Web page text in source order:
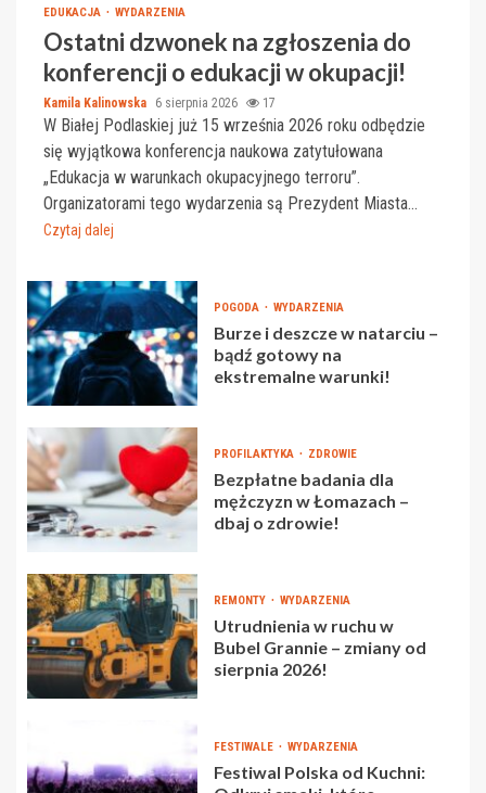
EDUKACJA WYDARZENIA
Ostatni dzwonek na zgłoszenia do
konferencji o edukacji w okupacji!
Kamila Kalinowska 6 sierpnia 2026 17
W Białej Podlaskiej już 15 września 2026 roku odbędzie
się wyjątkowa konferencja naukowa zatytułowana
„Edukacja w warunkach okupacyjnego terroru”.
Organizatorami tego wydarzenia są Prezydent Miasta...
Czytaj dalej
POGODA WYDARZENIA
Burze i deszcze w natarciu –
bądź gotowy na
ekstremalne warunki!
PROFILAKTYKA ZDROWIE
Bezpłatne badania dla
mężczyzn w Łomazach –
dbaj o zdrowie!
REMONTY WYDARZENIA
Utrudnienia w ruchu w
Bubel Grannie – zmiany od
sierpnia 2026!
FESTIWALE WYDARZENIA
Festiwal Polska od Kuchni: